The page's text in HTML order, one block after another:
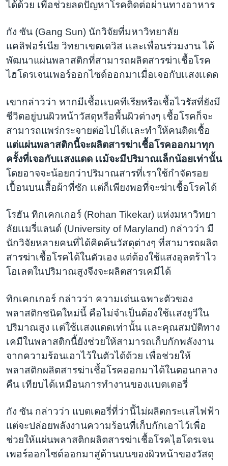
ได้ด้วย เพื่อช่วยลดปัญหาโรคติดต่อผ่านทางอาหาร
กัง ซัน (Gang Sun) นักวิจัยที่มหาวิทยาลัย
แคลิฟอร์เนีย วิทยาเขตเดวิส เเละเพื่อนร่วมงาน ได้
พัฒนาแผ่นพลาสติกที่สามารถผลิตสารฆ่าเชื้อโรค
ไฮโดรเจนเพอร์ออกไซด์ออกมาเมื่อเจอกับเเสงเเดด
เขากล่าวว่า หากมีเชื้อเเบคทีเรียหรือเชื้อไวรัสที่ยังมี
ชีวิตอยู่บนผิวหน้าวัสดุหรือพื้นผิวต่างๆ เชื้อโรคก็จะ
สามารถแพร่กระจายต่อไปได้เเละทำให้คนติดเชื้อ
แต่แผ่นพลาสติกนี้จะผลิตสารฆ่าเชื้อโรคออกมาทุก
ครั้งที่เจอกับเเสงแดด เเม้จะมีปริมาณเล็กน้อยเท่านั้น
โดยอาจจะน้อยกว่าปริมาณสารที่เราใช้กำจัดรอย
เปื้อนบนเสื้อผ้าที่ซัก เเต่ก็เพียงพอที่จะฆ่าเชื้อโรคได้
โรฮัน ทิกเคกเกอร์ (Rohan Tikekar) แห่งมหาวิทยา
ลัยเเมรี่แลนด์ (University of Maryland) กล่าวว่า มี
นักวิจัยหลายคนที่ได้คิดค้นวัสดุต่างๆ ที่สามารถผลิต
สารฆ่าเชื้อโรคได้ในตัวเอง แต่ต้องใช้แสงอุลตร้าไว
โอเลตในปริมาณสูงจึงจะผลิตสารเคมีได้
ทิกเคกเกอร์ กล่าวว่า ความเด่นเฉพาะตัวของ
พลาสติกชนิดใหม่นี้ คือไม่จำเป็นต้องใช้เเสงยูวีใน
ปริมาณสูง เเต่ใช้เเสงแดดเท่านั้น เเละคุณสมบัติทาง
เคมีในพลาสติกนี้ยังช่วยให้สามารถเก็บกักพลังงาน
จากความร้อนเอาไว้ในตัวได้ด้วย เพื่อช่วยให้
พลาสติกผลิตสารฆ่าเชื้อโรคออกมาได้ในตอนกลาง
คืน เทียบได้เหมือนการทำงานของเเบตเตอรี่
กัง ซัน กล่าวว่า แบตเตอรี่ที่ว่านี้ไม่ผลิตกระเเสไฟฟ้า
แต่จะปล่อยพลังงานความร้อนที่เก็บกักเอาไว้เพื่อ
ช่วยให้แผ่นพลาสติกผลิตสารฆ่าเชื้อโรคไฺฮโดรเจน
เพอร์ออกไซด์ออกมาสู่ด้านบนของผิวหน้าของวัสดุ